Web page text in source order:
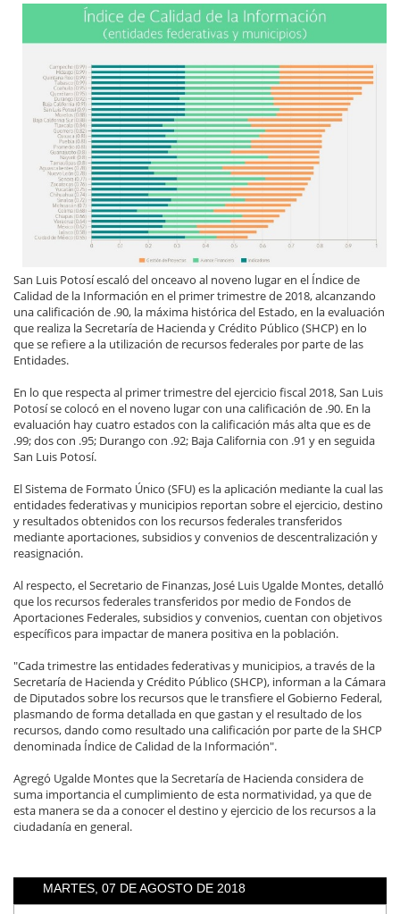
San Luis Potosí escaló del onceavo al noveno lugar en el Índice de
Calidad de la Información en el primer trimestre de 2018, alcanzando
una calificación de .90, la máxima histórica del Estado, en la evaluación
que realiza la Secretaría de Hacienda y Crédito Público (SHCP) en lo
que se refiere a la utilización de recursos federales por parte de las
Entidades.
En lo que respecta al primer trimestre del ejercicio fiscal 2018, San Luis
Potosí se colocó en el noveno lugar con una calificación de .90. En la
evaluación hay cuatro estados con la calificación más alta que es de
.99; dos con .95; Durango con .92; Baja California con .91 y en seguida
San Luis Potosí.
El Sistema de Formato Único (SFU) es la aplicación mediante la cual las
entidades federativas y municipios reportan sobre el ejercicio, destino
y resultados obtenidos con los recursos federales transferidos
mediante aportaciones, subsidios y convenios de descentralización y
reasignación.
Al respecto, el Secretario de Finanzas, José Luis Ugalde Montes, detalló
que los recursos federales transferidos por medio de Fondos de
Aportaciones Federales, subsidios y convenios, cuentan con objetivos
específicos para impactar de manera positiva en la población.
"Cada trimestre las entidades federativas y municipios, a través de la
Secretaría de Hacienda y Crédito Público (SHCP), informan a la Cámara
de Diputados sobre los recursos que le transfiere el Gobierno Federal,
plasmando de forma detallada en que gastan y el resultado de los
recursos, dando como resultado una calificación por parte de la SHCP
denominada Índice de Calidad de la Información".
Agregó Ugalde Montes que la Secretaría de Hacienda considera de
suma importancia el cumplimiento de esta normatividad, ya que de
esta manera se da a conocer el destino y ejercicio de los recursos a la
ciudadanía en general.
MARTES, 07 DE AGOSTO DE 2018